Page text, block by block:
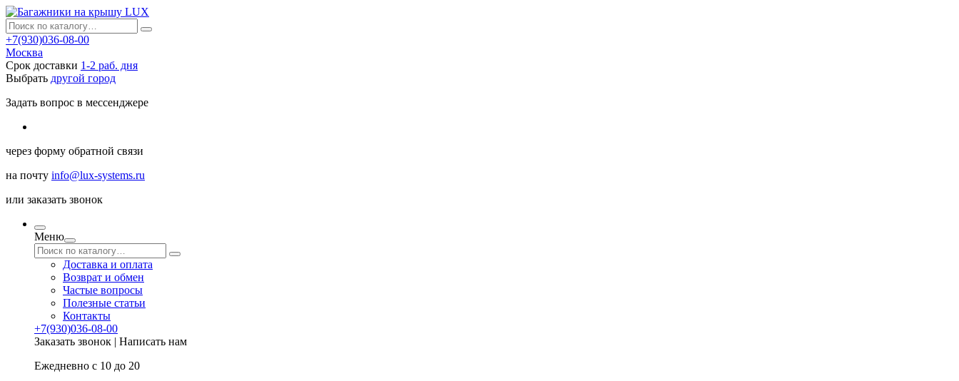
+7(930)036-08-00
Москва
Срок доставки 1-2 раб. дня
Выбрать другой город
Задать вопрос в мессенджере
через форму обратной связи
на почту info@lux-systems.ru
или заказать звонок
Меню
Доставка и оплата
Возврат и обмен
Частые вопросы
Полезные статьи
Контакты
+7(930)036-08-00
Заказать звонок | Написать нам
Ежедневно с 10 до 20